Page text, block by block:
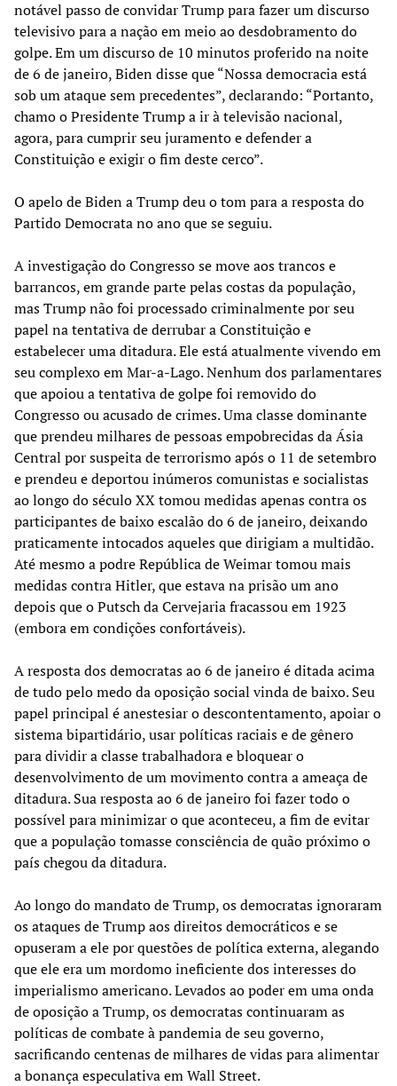
notável passo de convidar Trump para fazer um discurso
televisivo para a nação em meio ao desdobramento do
golpe. Em um discurso de 10 minutos proferido na noite
de 6 de janeiro, Biden disse que “Nossa democracia está
sob um ataque sem precedentes”, declarando: “Portanto,
chamo o Presidente Trump a ir à televisão nacional,
agora, para cumprir seu juramento e defender a
Constituição e exigir o fim deste cerco”.
O apelo de Biden a Trump deu o tom para a resposta do
Partido Democrata no ano que se seguiu.
A investigação do Congresso se move aos trancos e
barrancos, em grande parte pelas costas da população,
mas Trump não foi processado criminalmente por seu
papel na tentativa de derrubar a Constituição e
estabelecer uma ditadura. Ele está atualmente vivendo em
seu complexo em Mar-a-Lago. Nenhum dos parlamentares
que apoiou a tentativa de golpe foi removido do
Congresso ou acusado de crimes. Uma classe dominante
que prendeu milhares de pessoas empobrecidas da Ásia
Central por suspeita de terrorismo após o 11 de setembro
e prendeu e deportou inúmeros comunistas e socialistas
ao longo do século XX tomou medidas apenas contra os
participantes de baixo escalão do 6 de janeiro, deixando
praticamente intocados aqueles que dirigiam a multidão.
Até mesmo a podre República de Weimar tomou mais
medidas contra Hitler, que estava na prisão um ano
depois que o Putsch da Cervejaria fracassou em 1923
(embora em condições confortáveis).
A resposta dos democratas ao 6 de janeiro é ditada acima
de tudo pelo medo da oposição social vinda de baixo. Seu
papel principal é anestesiar o descontentamento, apoiar o
sistema bipartidário, usar políticas raciais e de gênero
para dividir a classe trabalhadora e bloquear o
desenvolvimento de um movimento contra a ameaça de
ditadura. Sua resposta ao 6 de janeiro foi fazer todo o
possível para minimizar o que aconteceu, a fim de evitar
que a população tomasse consciência de quão próximo o
país chegou da ditadura.
Ao longo do mandato de Trump, os democratas ignoraram
os ataques de Trump aos direitos democráticos e se
opuseram a ele por questões de política externa, alegando
que ele era um mordomo ineficiente dos interesses do
imperialismo americano. Levados ao poder em uma onda
de oposição a Trump, os democratas continuaram as
políticas de combate à pandemia de seu governo,
sacrificando centenas de milhares de vidas para alimentar
a bonança especulativa em Wall Street.